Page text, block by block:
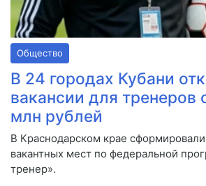
Общество
В 24 городах Кубани
вакансии для тренеров
млн рублей
В Краснодарском крае
вакантных мест по федеральной
тренер».